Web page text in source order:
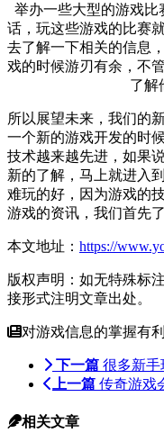
举办一些大型的游戏
话，玩这些游戏的比赛
去了解一下相关的信息
戏的时候游刃有余，不
了解
所以展望未来，我们的
一个新的游戏开发的时
技术越来越先进，如果
新的了解，马上就进入
难玩的好，因为游戏的
游戏的资讯，我们首先
本文地址： https://
版权声明：如无特殊标
接形式注明文章出处。
对游戏信息的掌握有
下一篇 很多新手
上一篇 传奇游戏
相关文章